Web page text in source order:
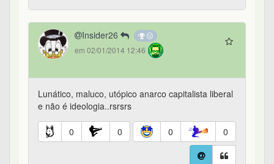
Insider26
em 02/01/2014 12:46
Lunático, maluco, utópico anarco capitalista liberal
e não é ideologia..rsrsrs
0 0 0 0